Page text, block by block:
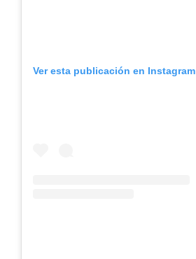
Ver esta publicación en Instagram